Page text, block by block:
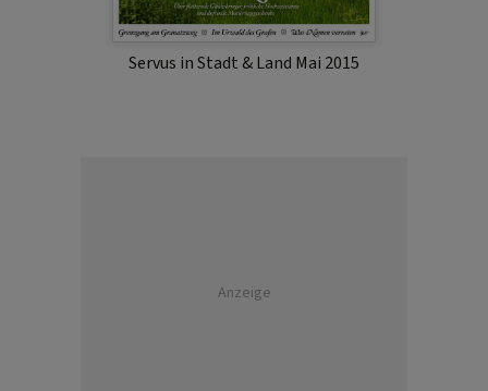
Servus in Stadt & Land Mai 2015
Anzeige